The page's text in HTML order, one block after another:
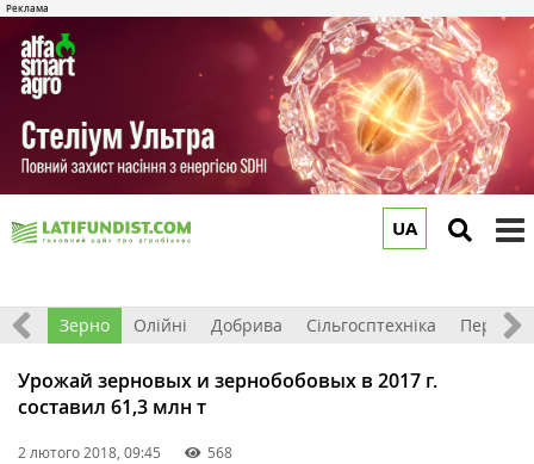
UA
Світ Зерно Олійні Добрива Сільгосптехніка
Урожай зерновых и зернобобовых в 2017 г.
составил 61,3 млн т
2 лютого 2018, 09:45 568